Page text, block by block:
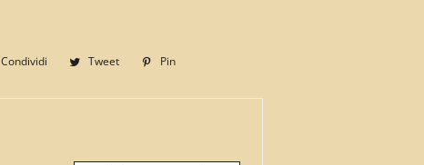
Condividi
Condividi
Facebook
Tweet
Twitta
Twitter
Pin
Pinterest